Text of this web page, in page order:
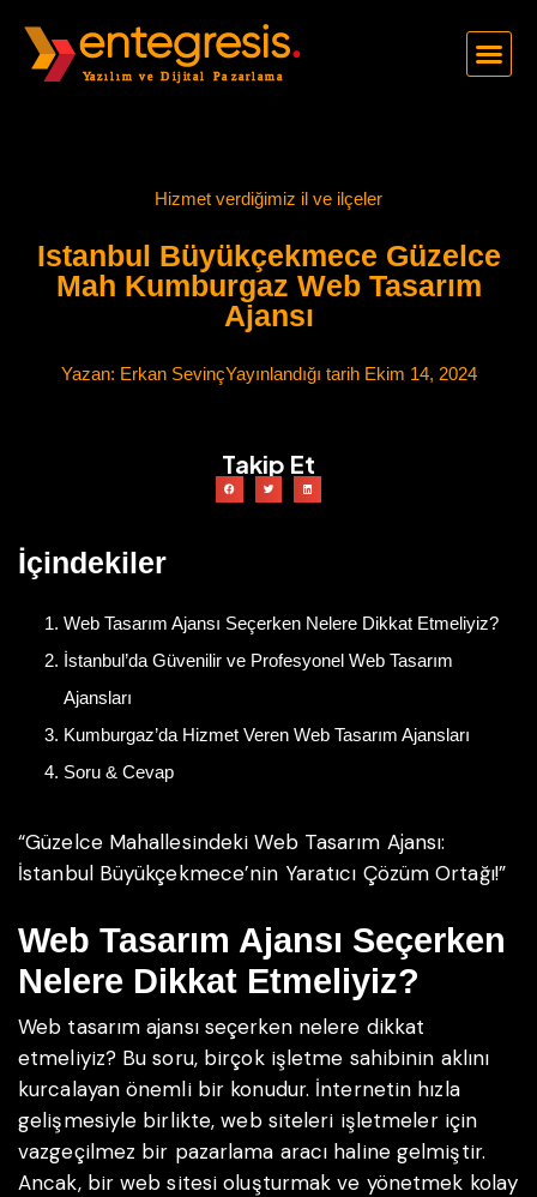
Hizmet verdiğimiz il ve ilçeler
Istanbul Büyükçekmece Güzelce
Mah Kumburgaz Web Tasarım
Ajansı
Yazan: Erkan SevinçYayınlandığı tarihEkim 14, 2024
Takip Et
İçindekiler
Web Tasarım Ajansı Seçerken Nelere Dikkat Etmeliyiz?
İstanbul’da Güvenilir ve Profesyonel Web Tasarım
Ajansları
Kumburgaz’da Hizmet Veren Web Tasarım Ajansları
Soru & Cevap
“Güzelce Mahallesindeki Web Tasarım Ajansı:
İstanbul Büyükçekmece’nin Yaratıcı Çözüm Ortağı!”
Web Tasarım Ajansı Seçerken
Nelere Dikkat Etmeliyiz?
Web tasarım ajansı seçerken nelere dikkat
etmeliyiz? Bu soru, birçok işletme sahibinin aklını
kurcalayan önemli bir konudur. İnternetin hızla
gelişmesiyle birlikte, web siteleri işletmeler için
vazgeçilmez bir pazarlama aracı haline gelmiştir.
Ancak, bir web sitesi oluşturmak ve yönetmek kolay